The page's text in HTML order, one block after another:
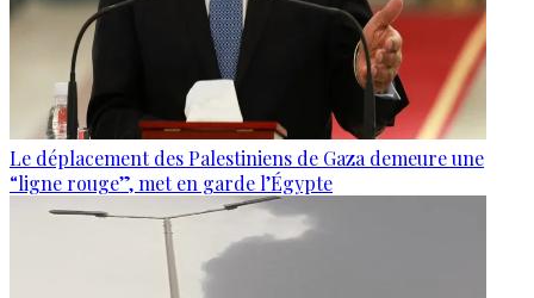
Le déplacement des Palestiniens de Gaza demeure une
“ligne rouge”, met en garde l’Égypte